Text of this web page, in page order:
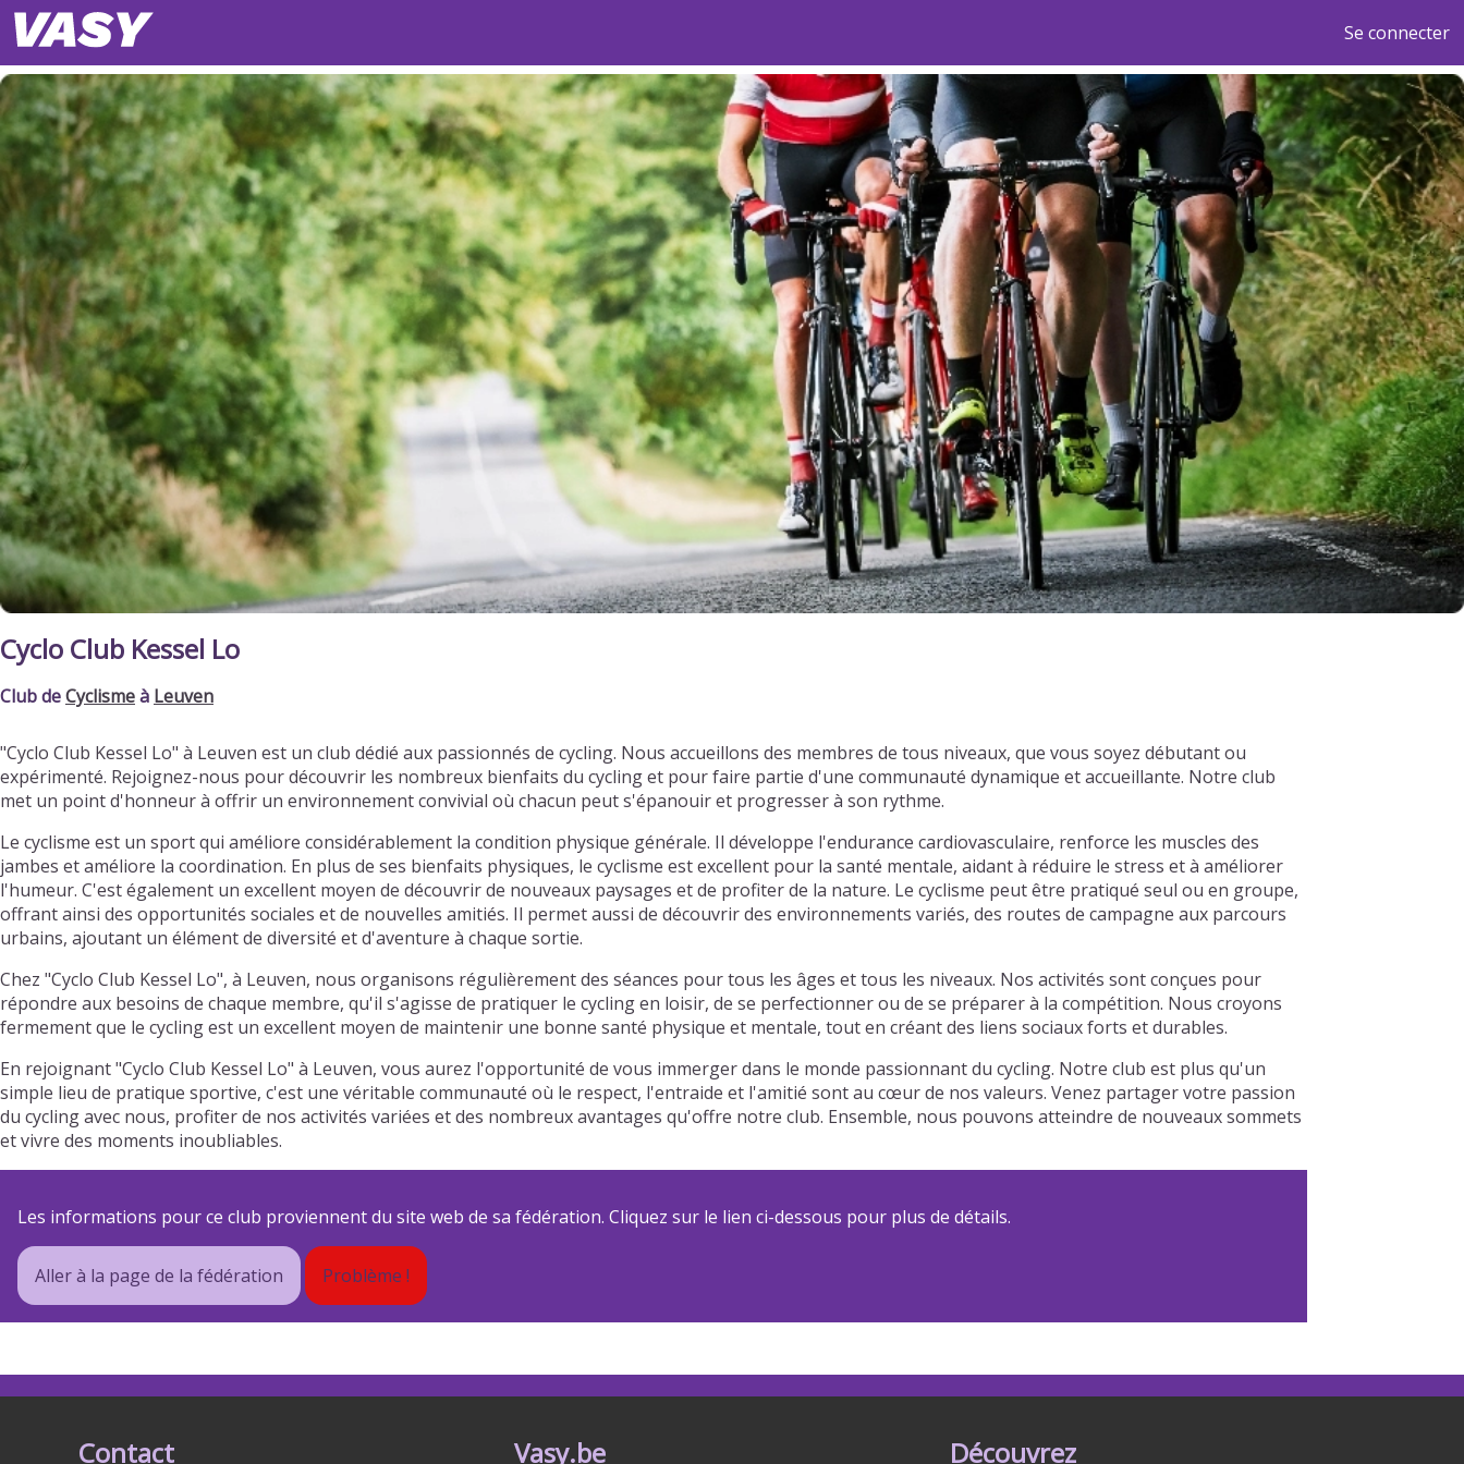
Se connecter
Cyclo Club Kessel Lo
Club deCyclismeà Leuven
"Cyclo Club Kessel Lo" à Leuven est un club dédié aux passionnés de cycling. Nous accueillons des membres de tous niveaux, que vous soyez débutant ou
expérimenté. Rejoignez-nous pour découvrir les nombreux bienfaits du cycling et pour faire partie d'une communauté dynamique et accueillante. Notre club
met un point d'honneur à offrir un environnement convivial où chacun peut s'épanouir et progresser à son rythme.
Le cyclisme est un sport qui améliore considérablement la condition physique générale. Il développe l'endurance cardiovasculaire, renforce les muscles des
jambes et améliore la coordination. En plus de ses bienfaits physiques, le cyclisme est excellent pour la santé mentale, aidant à réduire le stress et à améliorer
l'humeur. C'est également un excellent moyen de découvrir de nouveaux paysages et de profiter de la nature. Le cyclisme peut être pratiqué seul ou en groupe,
offrant ainsi des opportunités sociales et de nouvelles amitiés. Il permet aussi de découvrir des environnements variés, des routes de campagne aux parcours
urbains, ajoutant un élément de diversité et d'aventure à chaque sortie.
Chez "Cyclo Club Kessel Lo", à Leuven, nous organisons régulièrement des séances pour tous les âges et tous les niveaux. Nos activités sont conçues pour
répondre aux besoins de chaque membre, qu'il s'agisse de pratiquer le cycling en loisir, de se perfectionner ou de se préparer à la compétition. Nous croyons
fermement que le cycling est un excellent moyen de maintenir une bonne santé physique et mentale, tout en créant des liens sociaux forts et durables.
En rejoignant "Cyclo Club Kessel Lo" à Leuven, vous aurez l'opportunité de vous immerger dans le monde passionnant du cycling. Notre club est plus qu'un
simple lieu de pratique sportive, c'est une véritable communauté où le respect, l'entraide et l'amitié sont au cœur de nos valeurs. Venez partager votre passion
du cycling avec nous, profiter de nos activités variées et des nombreux avantages qu'offre notre club. Ensemble, nous pouvons atteindre de nouveaux sommets
et vivre des moments inoubliables.
Les informations pour ce club proviennent du site web de sa fédération. Cliquez sur le lien ci-dessous pour plus de détails.
Aller à la page de la fédération Problème !
Contact Vasy.be Découvrez